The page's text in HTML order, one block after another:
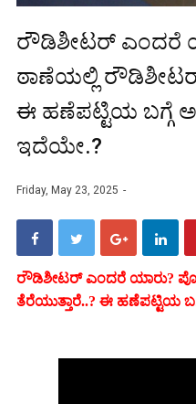
ರೌಡಿಶೀಟರ್ ಎಂದರೆ
ಠಾಣೆಯಲ್ಲಿ ರೌಡಿಶೀಟರ್
ಈ ಹಣೆಪಟ್ಟಿಯ ಬಗ್ಗೆ
ಇದೆಯೇ.?
Friday, May 23, 2025
ರೌಡಿಶೀಟರ್ ಎಂದರೆ ಯಾರು?
ತೆರೆಯುತ್ತಾರೆ..? ಈ ಹಣೆಪಟ್ಟಿಯ